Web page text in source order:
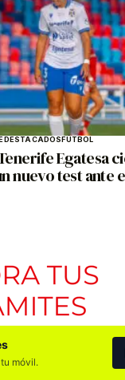
DESTACADOS FÚTBOL
Egatesa
nuevo test ante
móvil.